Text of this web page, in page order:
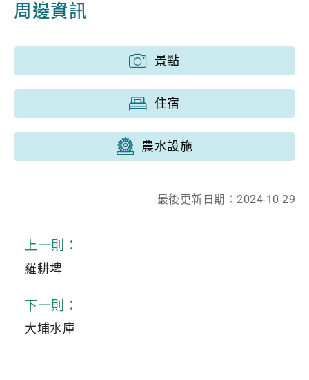
周邊資訊
景點
住宿
農水設施
最後更新日期：2024-10-29
上一則：
羅耕埤
下一則：
大埔水庫